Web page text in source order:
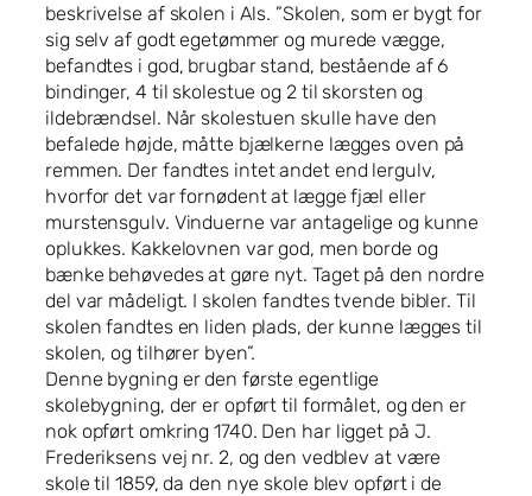
beskrivelse af skolen i Als. ”Skolen, som er bygt for
sig selv af godt egetømmer og murede vægge,
befandtes i god, brugbar stand, bestående af 6
bindinger, 4 til skolestue og 2 til skorsten og
ildebrændsel. Når skolestuen skulle have den
befalede højde, måtte bjælkerne lægges oven på
remmen. Der fandtes intet andet end lergulv,
hvorfor det var fornødent at lægge fjæl eller
murstensgulv. Vinduerne var antagelige og kunne
oplukkes. Kakkelovnen var god, men borde og
bænke behøvedes at gøre nyt. Taget på den nordre
del var mådeligt. I skolen fandtes tvende bibler. Til
skolen fandtes en liden plads, der kunne lægges til
skolen, og tilhører byen”.
Denne bygning er den første egentlige
skolebygning, der er opført til formålet, og den er
nok opført omkring 1740. Den har ligget på J.
Frederiksens vej nr. 2, og den vedblev at være
skole til 1859, da den nye skole blev opført i de